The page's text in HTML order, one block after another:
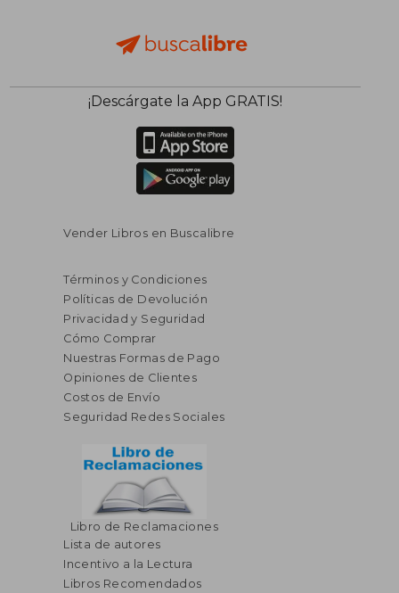
¡Descárgate la App GRATIS!
Vender Libros en Buscalibre
Términos y Condiciones
Políticas de Devolución
Privacidad y Seguridad
Cómo Comprar
Nuestras Formas de Pago
Opiniones de Clientes
Costos de Envío
Seguridad Redes Sociales
Libro de Reclamaciones
Lista de autores
Incentivo a la Lectura
Libros Recomendados